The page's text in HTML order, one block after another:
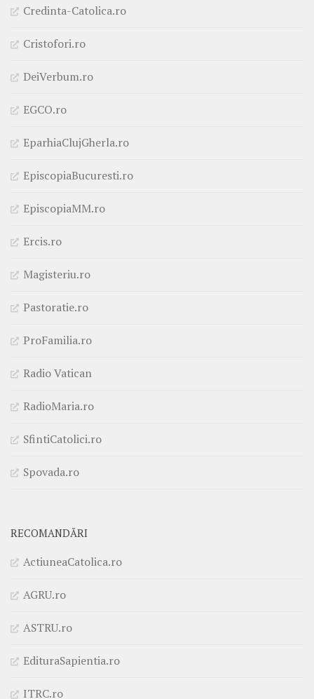
Credinta-Catolica.ro
Cristofori.ro
DeiVerbum.ro
EGCO.ro
EparhiaClujGherla.ro
EpiscopiaBucuresti.ro
EpiscopiaMM.ro
Ercis.ro
Magisteriu.ro
Pastoratie.ro
ProFamilia.ro
Radio Vatican
RadioMaria.ro
SfintiCatolici.ro
Spovada.ro
RECOMANDĂRI
ActiuneaCatolica.ro
AGRU.ro
ASTRU.ro
EdituraSapientia.ro
ITRC.ro